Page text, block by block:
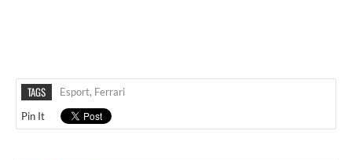
TAGS Esport, Ferrari
Pin It